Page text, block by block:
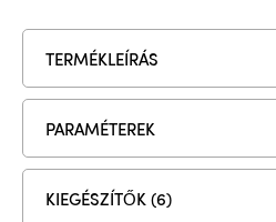
TERMÉKLEÍRÁS
PARAMÉTEREK
KIEGÉSZÍTŐK (6)